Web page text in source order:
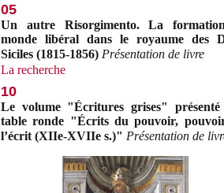
05
Un autre Risorgimento. La
monde libéral dans le royaume des
Siciles (1815-1856) Présentation de livre
La recherche
10
Le volume "Écritures grises"
table ronde "Écrits du pouvoir,
l’écrit (XIIe-XVIIe s.)" Présentation de